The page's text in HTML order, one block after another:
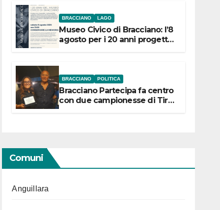
BRACCIANO LAGO
Museo Civico di Bracciano: l’8
agosto per i 20 anni progetto
BRACCIANO POLITICA
Bracciano Partecipa fa centro
con due campionesse di Tiro
Comuni
Anguillara